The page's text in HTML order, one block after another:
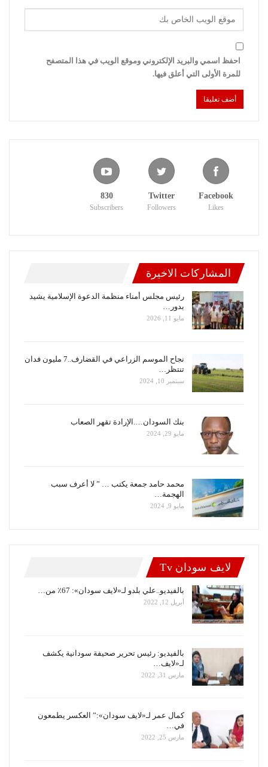
احفظ اسمي والبريد الإلكتروني وموقع الويب في هذا المتصفح
للمرة الأولى التي أعلق فيها.
Facebook
Likes
Twitter
Followers
830
Subscribers
المشاركات الاخيرة
رئيس مجلس أمناء منظمة الدعوة الإسلامية يشيد
بدور…
مايو 11, 2026
نجاح الموسم الزراعي في القضارف..7 مليون فدان
تنتظر…
سبتمبر 10, 2024
بنك السودان….الإرادة تقهر الصعاب
مايو 29, 2024
محمد حامد جمعة يكتب … ” لا أعرف سبب
الهجمة…
مايو 9, 2024
لايف سودان Tv
بالفيديو..علي بلدو لـ«لايف سودان»: 67٪ من…
أبريل 12, 2022
بالفيديو: رئيس تحرير صحيفة سودانية يكشف
لـ«لايف…
مارس 31, 2022
كمال عمر لـ«لايف سودان»:” العكسر يطمعون
في…
مارس 25, 2022